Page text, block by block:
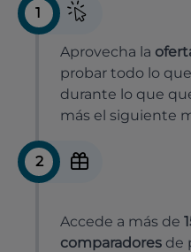
1
Aprovecha la
probar todo lo
durante lo que
más el siguiente
2
Accede a más de
comparadores de